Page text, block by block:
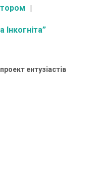
Інкогніта”
ентузіастів